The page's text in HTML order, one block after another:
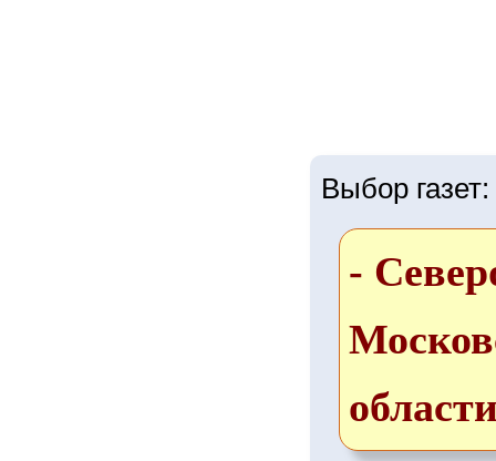
Выбор газет:
-